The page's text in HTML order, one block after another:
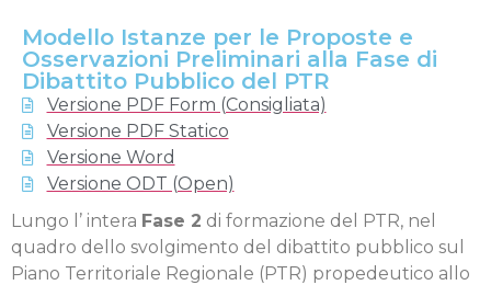
Modello Istanze per le Proposte e
Osservazioni Preliminari alla Fase di
Dibattito Pubblico del PTR
Versione PDF Form (Consigliata)
Versione PDF Statico
Versione Word
Versione ODT (Open)
Lungo l’ intera Fase 2 di formazione del PTR, nel
quadro dello svolgimento del dibattito pubblico sul
Piano Territoriale Regionale (PTR) propedeutico allo